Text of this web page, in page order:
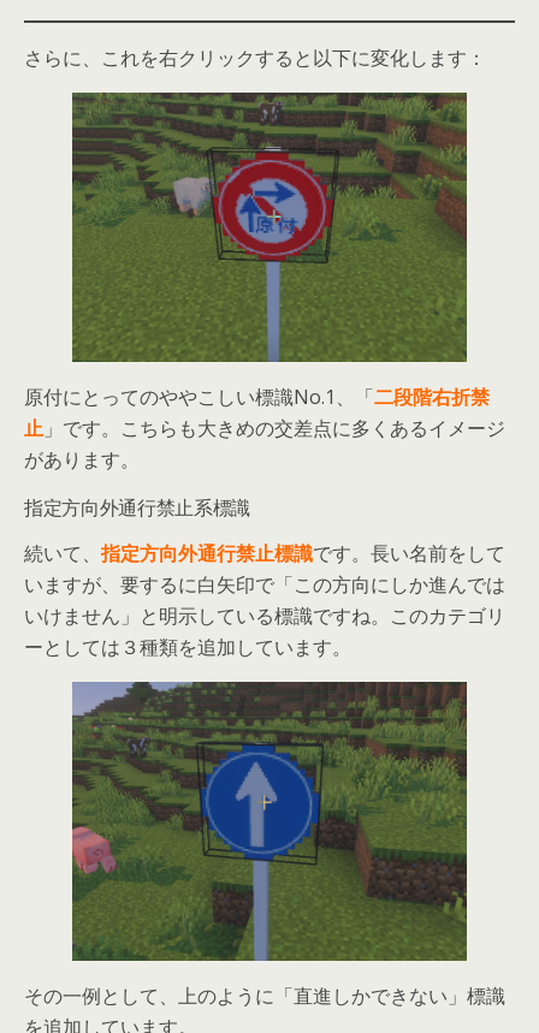
さらに、これを右クリックすると以下に変化します：
原付にとってのややこしい標識No.1、「二段階右折禁
止 」です。こちらも大きめの交差点に多くあるイメージ
があります。
指定方向外通行禁止系標識
続いて、 指定方向外通行禁止標識です。長い名前をして
いますが、要するに白矢印で「この方向にしか進んでは
いけません」と明示している標識ですね。このカテゴリ
ーとしては３種類を追加しています。
その一例として、上のように「直進しかできない」標識
を追加しています。